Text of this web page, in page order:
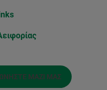
ΜΑΖΊ ΜΑΣ